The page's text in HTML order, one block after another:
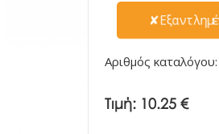
Αριθμός καταλόγου:
Τιμή: 10.25 €